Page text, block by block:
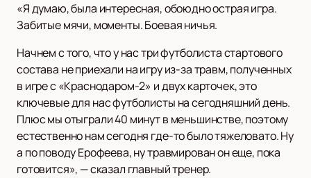
«Я думаю, была интересная, обоюдно острая игра.
Забитые мячи, моменты. Боевая ничья.
Начнем с того, что у нас три футболиста стартового
состава не приехали на игру из-за травм, полученных
в игре с «Краснодаром-2» и двух карточек, это
ключевые для нас футболисты на сегодняшний день.
Плюс мы отыграли 40 минут в меньшинстве, поэтому
естественно нам сегодня где-то было тяжеловато. Ну
а по поводу Ерофеева, ну травмирован он еще, пока
готовится», — сказал главный тренер.